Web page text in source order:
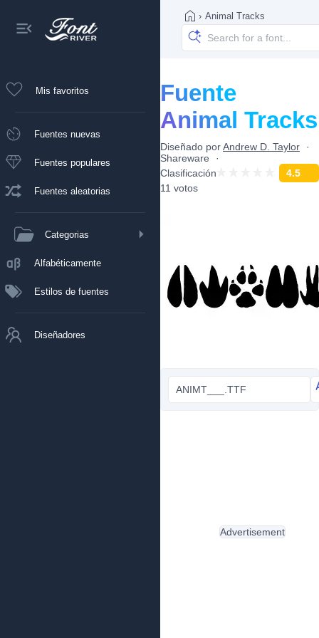
Mis favoritos
Fuentes nuevas
Fuentes populares
Fuentes aleatorias
Categorias
Alfabéticamente
Estilos de fuentes
Diseñadores
› Animal Tracks
Fuente
Animal Tracks
Diseñado porAndrew D. Taylor
Shareware
Clasificación
4.5
11 votos
ANIMT___.TTF
Advertisement